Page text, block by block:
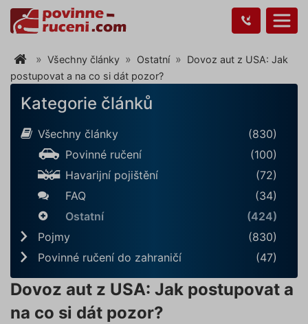
Všechny články Ostatní
Dovoz aut z USA: Jak
postupovat a na co si dát pozor?
Kategorie článků
Všechny články
(830)
Povinné ručení
(100)
Havarijní pojištění
(72)
FAQ
(34)
Ostatní
(424)
Pojmy
(830)
Povinné ručení do zahraničí
(47)
Dovoz aut z USA: Jak postupovat a
na co si dát pozor?